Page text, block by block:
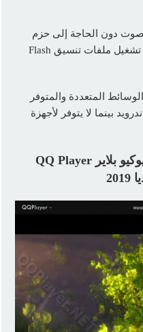
دون الحاجة إلى حزم
برامج الترميز الخارجية. يمكنك أيضًا تشغيل ملفات تنسيق Flash
المتعددة والمتوفر
بينما لا يتوفر لأجهزة
بلايرQQ Player